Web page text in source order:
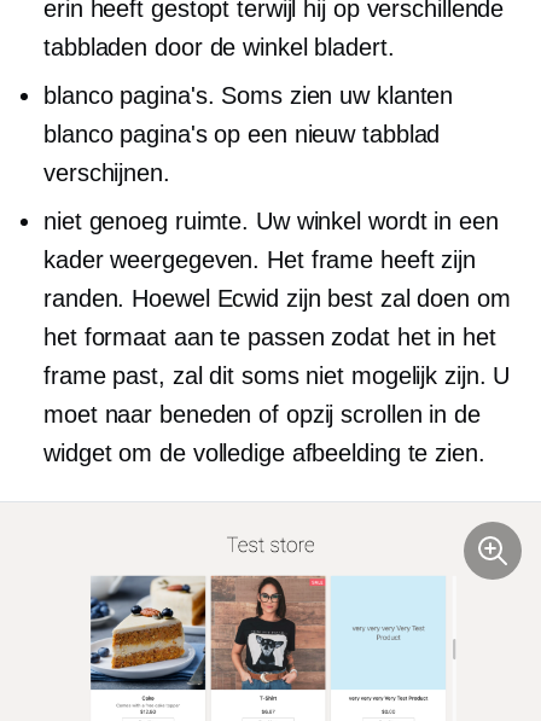
erin heeft gestopt terwijl hij op verschillende
tabbladen door de winkel bladert.
blanco pagina's. Soms zien uw klanten
blanco pagina's op een nieuw tabblad
verschijnen.
niet genoeg ruimte. Uw winkel wordt in een
kader weergegeven. Het frame heeft zijn
randen. Hoewel Ecwid zijn best zal doen om
het formaat aan te passen zodat het in het
frame past, zal dit soms niet mogelijk zijn. U
moet naar beneden of opzij scrollen in de
widget om de volledige afbeelding te zien.